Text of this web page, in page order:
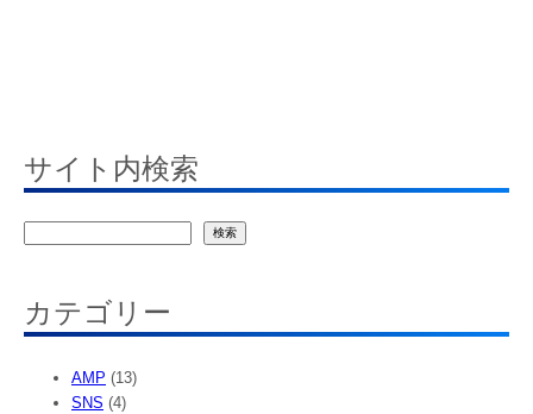
サイト内検索
検索
カテゴリー
AMP (13)
SNS (4)